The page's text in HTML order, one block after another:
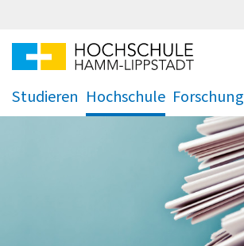
Studieren
.
Hochschule
.
Forschung
.